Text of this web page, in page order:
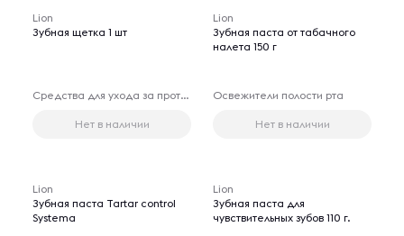
Lion
Зубная щетка 1 шт
Средства для ухода за протезами
Нет в наличии
Lion
Зубная паста от табачного
налета 150 г
Освежители полости рта
Нет в наличии
Lion
Зубная паста Tartar control
Systema
Lion
Зубная паста для
чувствительных зубов 110 г.